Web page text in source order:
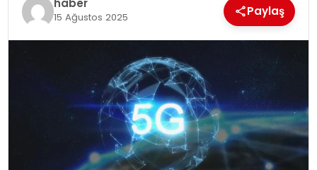
15 Ağustos 2025 Paylaş